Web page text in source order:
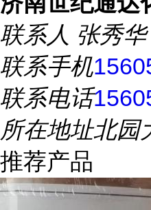
联系人 张秀华
联系手机
联系电话
所在地址北园
推荐产品